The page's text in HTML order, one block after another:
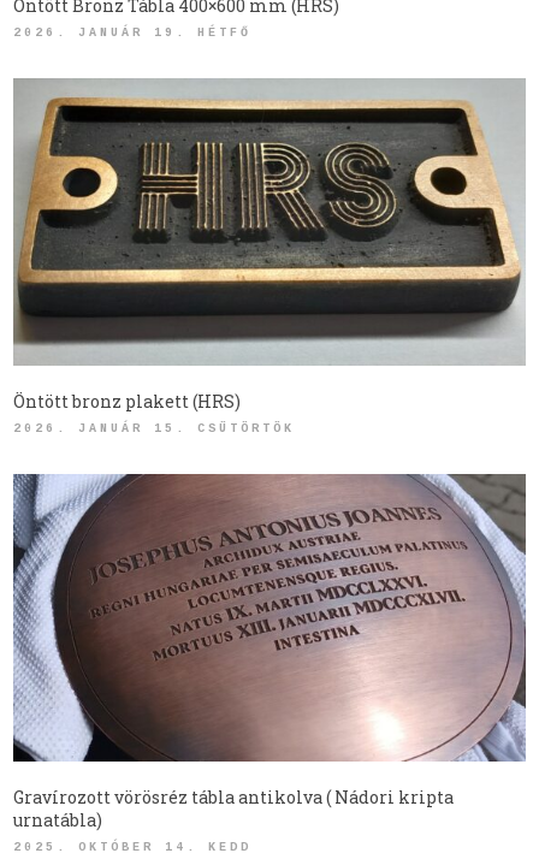
Öntött Bronz Tábla 400×600 mm (HRS)
2026. JANUÁR 19. HÉTFŐ
Öntött bronz plakett (HRS)
2026. JANUÁR 15. CSÜTÖRTÖK
Gravírozott vörösréz tábla antikolva ( Nádori kripta
urnatábla)
2025. OKTÓBER 14. KEDD